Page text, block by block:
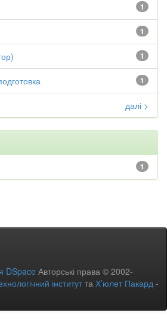
1
1
1
1
далі >
1
DSpace Авторські права © 2002-
інститутта Х’юлет Пакард -